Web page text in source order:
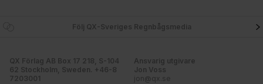
Följ QX-Sveriges Regnbågsmedia
QX Förlag AB Box 17 218, S-104
62 Stockholm, Sweden. +46-8
7203001
Ansvarig utgivare
Jon Voss
jon@qx.se